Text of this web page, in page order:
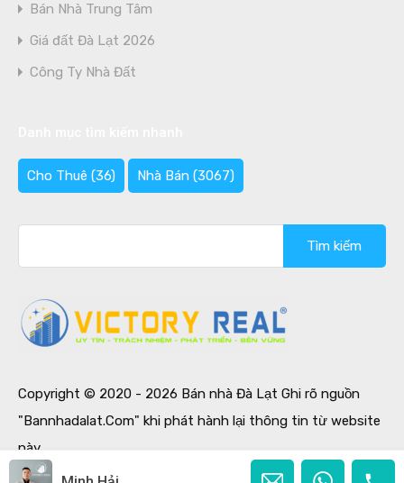
Bán Nhà Trung Tâm
Giá đất Đà Lạt 2026
Công Ty Nhà Đất
Cho Thuê (36) Nhà Bán (3067)
kiếm
cho:
Copyright © 2020 - 2026 Bán nhà Đà Lạt Ghi rõ nguồn
"Bannhadalat.Com" khi phát hành lại thông tin từ website
này.
Designed by
Ban Nha Da Lat